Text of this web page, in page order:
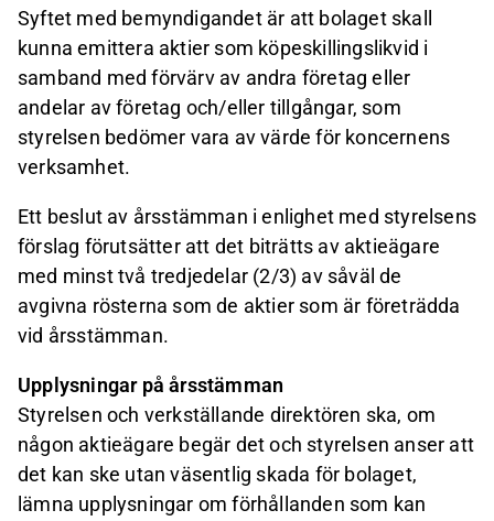
Syftet med bemyndigandet är att bolaget skall
kunna emittera aktier som köpeskillingslikvid i
samband med förvärv av andra företag eller
andelar av företag och/eller tillgångar, som
styrelsen bedömer vara av värde för koncernens
verksamhet.
Ett beslut av årsstämman i enlighet med styrelsens
förslag förutsätter att det biträtts av aktieägare
med minst två tredjedelar (2/3) av såväl de
avgivna rösterna som de aktier som är företrädda
vid årsstämman.
Upplysningar på årsstämman
Styrelsen och verkställande direktören ska, om
någon aktieägare begär det och styrelsen anser att
det kan ske utan väsentlig skada för bolaget,
lämna upplysningar om förhållanden som kan